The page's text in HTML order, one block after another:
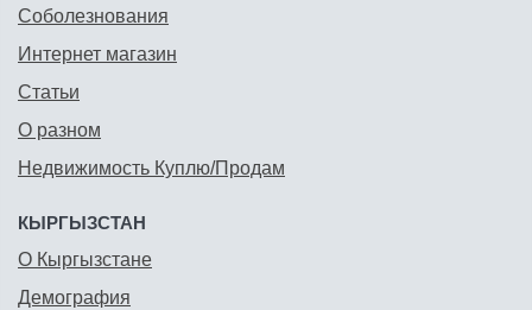
Соболезнования
Интернет магазин
Статьи
О разном
Недвижимость Куплю/Продам
КЫРГЫЗСТАН
О Кыргызстане
Демография